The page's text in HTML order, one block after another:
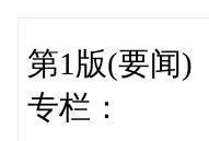
第1版(要闻)
专栏：